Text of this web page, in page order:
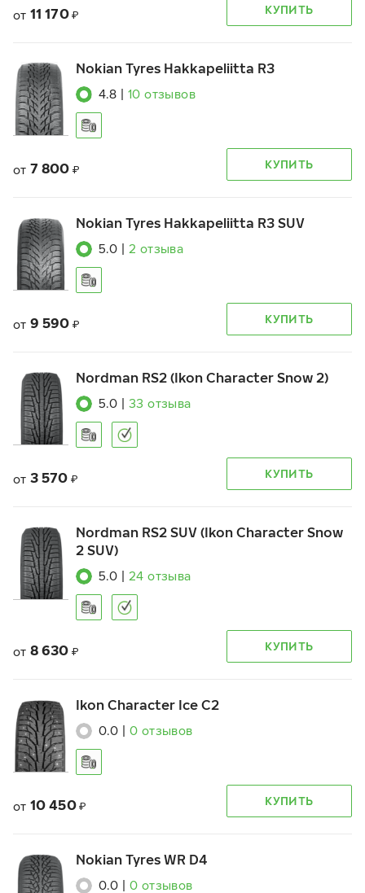
от 11 170 ₽ КУПИТЬ
Nokian Tyres Hakkapeliitta R3
4.8 10 отзывов
от 7 800 ₽ КУПИТЬ
Nokian Tyres Hakkapeliitta R3 SUV
5.0 2 отзыва
от 9 590 ₽ КУПИТЬ
Nordman RS2 (Ikon Character Snow 2)
5.0 33 отзыва
от 3 570 ₽ КУПИТЬ
Nordman RS2 SUV (Ikon Character Snow
2 SUV)
5.0 24 отзыва
от 8 630 ₽ КУПИТЬ
Ikon Character Ice C2
0.0 0 отзывов
от 10 450 ₽ КУПИТЬ
Nokian Tyres WR D4
0.0 0 отзывов